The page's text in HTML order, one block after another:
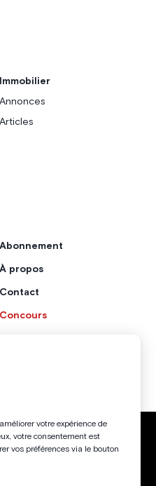
votre expérience de
votre consentement est
vos préférences via le bouton
Immobilier
Annonces
Articles
Abonnement
À propos
Contact
Concours
Conditions générales
cookies